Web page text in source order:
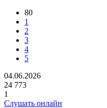
80
1
2
3
4
5
04.06.2026
24 773
1
Слушать онлайн